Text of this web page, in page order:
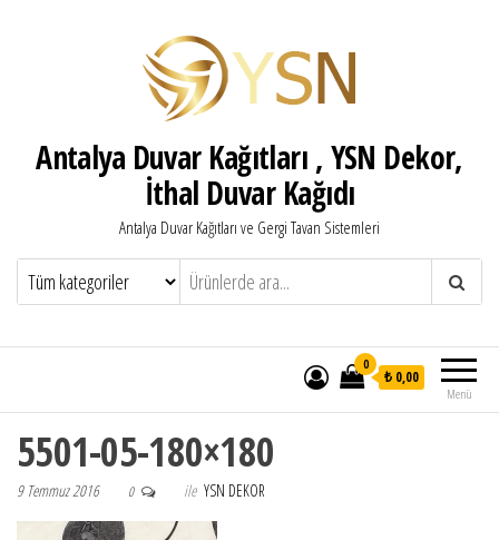
Antalya Duvar Kağıtları , YSN Dekor,
İthal Duvar Kağıdı
Antalya Duvar Kağıtları ve Gergi Tavan Sistemleri
Menü
0
₺ 0,00
5501-05-180×180
9 Temmuz 2016 0 ile YSN DEKOR